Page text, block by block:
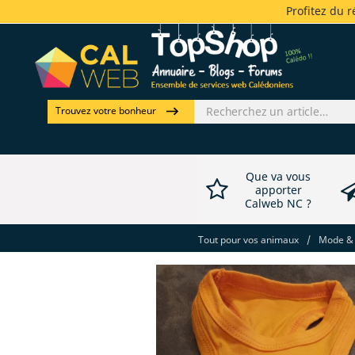
Profitez du
Trouvez votre bonheur
Que va vous
apporter
Calweb NC ?
Tout pour vos animaux / Mode